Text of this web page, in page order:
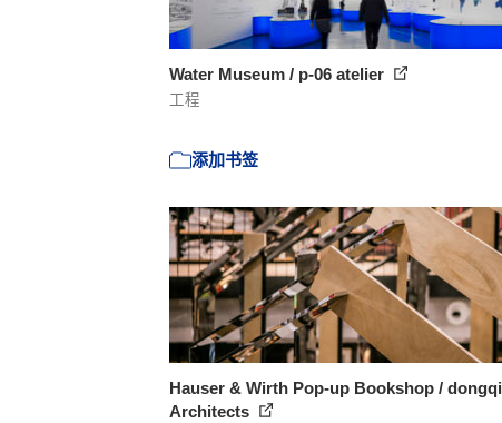
Water Museum / p-06 atelier
工程
添加书签
Hauser & Wirth Pop-up Bookshop / dongqi
Architects